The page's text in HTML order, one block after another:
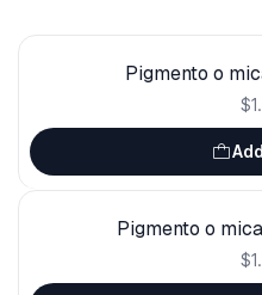
Pigmento o
Pigmento o